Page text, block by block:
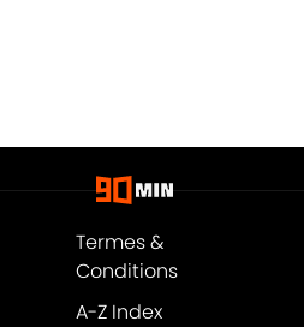
Termes &
Conditions
A-Z Index